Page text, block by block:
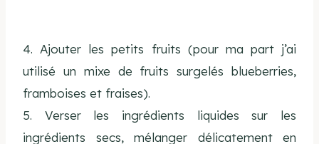
4. Ajouter les petits fruits (pour ma part j’ai
utilisé un mixe de fruits surgelés blueberries,
framboises et fraises).
5. Verser les ingrédients liquides sur les
ingrédients secs, mélanger délicatement en